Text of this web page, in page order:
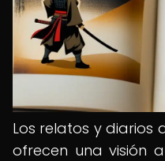
Los relatos y diarios
ofrecen una visión